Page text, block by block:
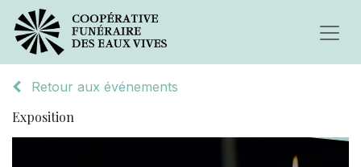
Retour aux événements
Exposition